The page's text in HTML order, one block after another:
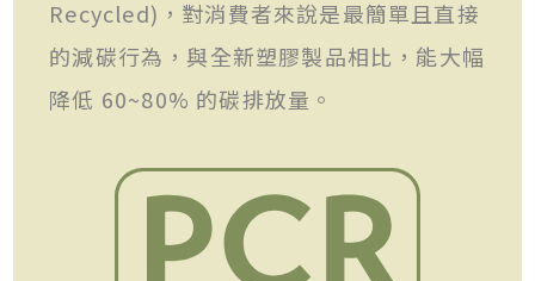
Recycled)，對消費者來說是最簡單且直接
的減碳行為，與全新塑膠製品相比，能大幅
降低 60~80% 的碳排放量。